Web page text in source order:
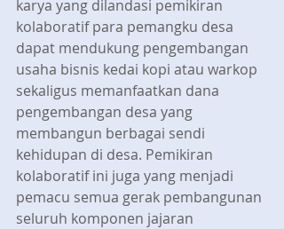
karya yang dilandasi pemikiran
kolaboratif para pemangku desa
dapat mendukung pengembangan
usaha bisnis kedai kopi atau warkop
sekaligus memanfaatkan dana
pengembangan desa yang
membangun berbagai sendi
kehidupan di desa. Pemikiran
kolaboratif ini juga yang menjadi
pemacu semua gerak pembangunan
seluruh komponen jajaran